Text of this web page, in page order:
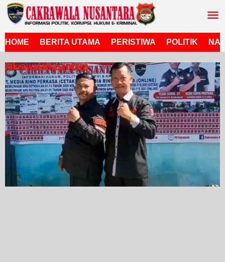
Lewati
ke
HOME
BERITA UTAMA PERISTIWA POLITIK